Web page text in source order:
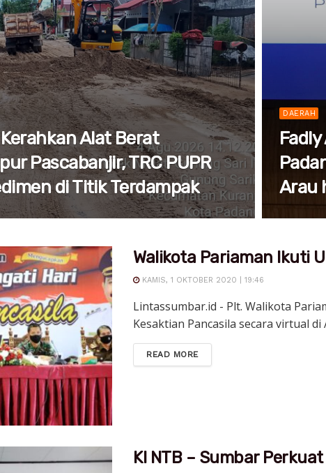
Alat Berat
Pascabanjir, TRC PUPR
di Titik Terdampak
DAERAH
Arau
Walikota Pariaman Ikuti
KAMIS, 1 OKTOBER 2020 | 19:46
Lintassumbar.id - Plt. Walikota
Kesaktian Pancasila secara virtual di
READ MOREDETAILS
KI NTB – Sumbar